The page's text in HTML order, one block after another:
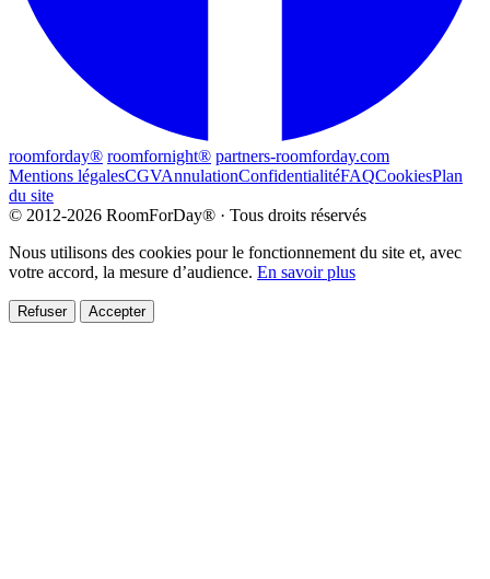
roomforday® roomfornight® partners-roomforday.com
Mentions légalesCGVAnnulationConfidentialitéFAQCookiesPlan
du site
© 2012-2026 RoomForDay® · Tous droits réservés
Nous utilisons des cookies pour le fonctionnement du site et, avec
votre accord, la mesure d’audience. En savoir plus
Refuser Accepter